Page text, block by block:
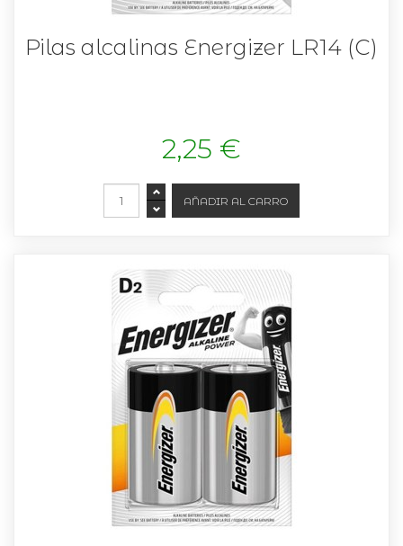
Pilas alcalinas Energizer LR14 (C)
2,25 €